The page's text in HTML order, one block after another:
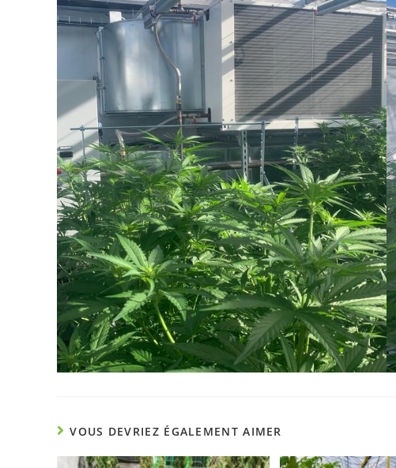
VOUS DEVRIEZ ÉGALEMENT AIMER